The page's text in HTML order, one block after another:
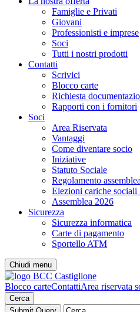
Famiglie e Privati
Giovani
Professionisti e imprese
Soci
Tutti i nostri prodotti
Contatti
Scrivici
Blocco carte
Richiesta
Rapporti con i fornitori
Soci
Area Riservata
Vantaggi
Come diventare socio
Iniziative
Statuto Sociale
Regolamento
Elezioni cariche sociali
Assemblea 2026
Sicurezza
Sicurezza informatica
Carte di pagamento
Sportello ATM
Chiudi menu
Blocco carteContattiArea riservata
Cerca